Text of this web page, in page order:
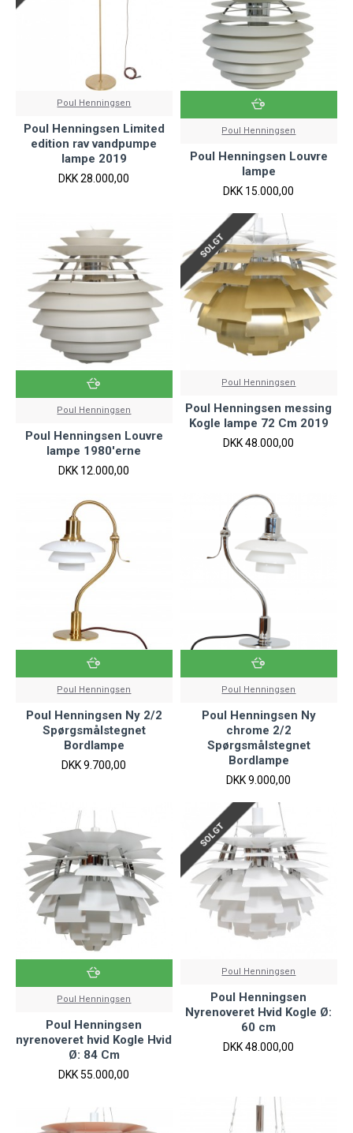
Poul Henningsen
Poul Henningsen Limited
edition rav vandpumpe
lampe 2019
DKK 28.000,00
Poul Henningsen
Poul Henningsen Louvre
lampe
DKK 15.000,00
Poul Henningsen
Poul Henningsen Louvre
lampe 1980'erne
DKK 12.000,00
SOLGT
Poul Henningsen
Poul Henningsen messing
Kogle lampe 72 Cm 2019
DKK 48.000,00
Poul Henningsen
Poul Henningsen Ny 2/2
Spørgsmålstegnet
Bordlampe
DKK 9.700,00
Poul Henningsen
Poul Henningsen Ny
chrome 2/2
Spørgsmålstegnet
Bordlampe
DKK 9.000,00
Poul Henningsen
Poul Henningsen
nyrenoveret hvid Kogle Hvid
Ø: 84 Cm
DKK 55.000,00
SOLGT
Poul Henningsen
Poul Henningsen
Nyrenoveret Hvid Kogle Ø:
60 cm
DKK 48.000,00